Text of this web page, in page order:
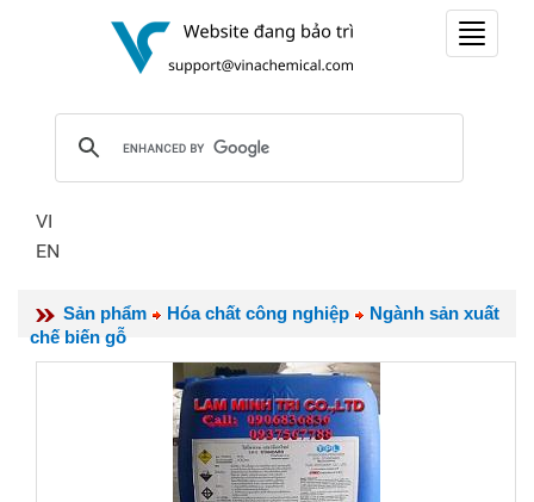
Toggle
VI
EN
Sản phẩm Hóa chất công nghiệp
Ngành sản xuất
chế biến gỗ